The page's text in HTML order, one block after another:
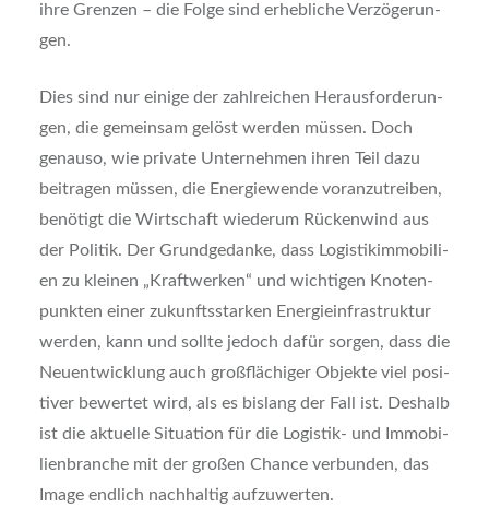
ihre Gren­zen – die Fol­ge sind erheb­li­che Ver­zö­ge­run­
gen.
Dies sind nur eini­ge der zahl­rei­chen Her­aus­for­de­run­
gen, die gemein­sam gelöst wer­den müs­sen. Doch
genau­so, wie pri­va­te Unter­neh­men ihren Teil dazu
bei­tra­gen müs­sen, die Ener­gie­wen­de vor­an­zu­trei­ben,
benö­tigt die Wirt­schaft wie­der­um Rücken­wind aus
der Poli­tik. Der Grund­ge­dan­ke, dass Logis­tik­im­mo­bi­li­
en zu klei­nen „Kraft­wer­ken“ und wich­ti­gen Kno­ten­
punk­ten einer zukunfts­star­ken Ener­gie­infra­struk­tur
wer­den, kann und soll­te jedoch dafür sor­gen, dass die
Neu­ent­wick­lung auch groß­flä­chi­ger Objek­te viel posi­
ti­ver bewer­tet wird, als es bis­lang der Fall ist. Des­halb
ist die aktu­el­le Situa­ti­on für die Logis­tik- und Immo­bi­
li­en­bran­che mit der gro­ßen Chan­ce ver­bun­den, das
Image end­lich nach­hal­tig auf­zu­wer­ten.